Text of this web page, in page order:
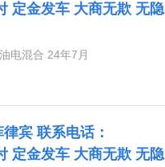
定金发车 大商无欺 无隐
电混合 24年7月
宾 联系电话：
定金发车 大商无欺 无隐